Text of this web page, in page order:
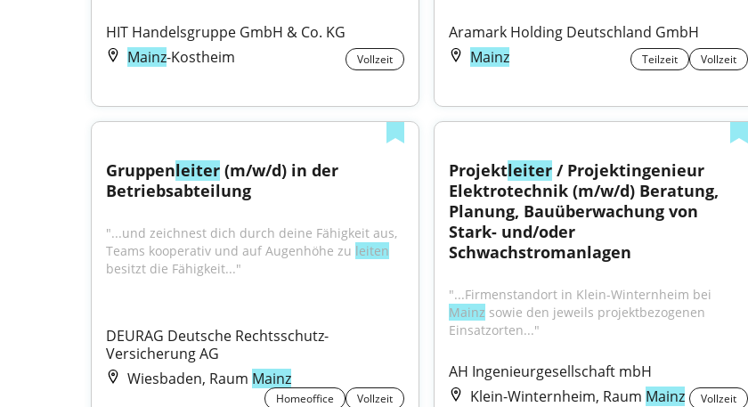
HIT Handelsgruppe GmbH & Co. KG
Mainz-Kostheim Vollzeit
Aramark Holding Deutschland GmbH
Mainz
Teilzeit Vollzeit
Gruppenleiter (m/w/d) in der
Betriebsabteilung
"...und zeichnest dich durch deine Fähigkeit aus,
Teams kooperativ und auf Augenhöhe zu leiten
besitzt die Fähigkeit..."
DEURAG Deutsche Rechtsschutz-
Versicherung AG
Wiesbaden, Raum Mainz
Homeoffice Vollzeit
Projektleiter / Projektingenieur
Elektrotechnik (m/w/d) Beratung,
Planung, Bauüberwachung von
Stark- und/oder
Schwachstromanlagen
Mainz sowie den jeweils projektbezogenen
Einsatzorten..."
AH Ingenieurgesellschaft mbH
Klein-Winternheim, Raum Mainz Vollzeit